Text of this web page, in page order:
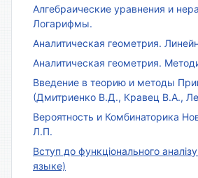
Алгебраические уравнения и
Логарифмы.
Аналитическая геометрия.
Аналитическая геометрия.
Введение в теорию и методы
(Дмитриенко В.Д., Кравец В.А.,
Вероятность и Комбинаторика
Л.П.
Вступ до функціонального
языке)